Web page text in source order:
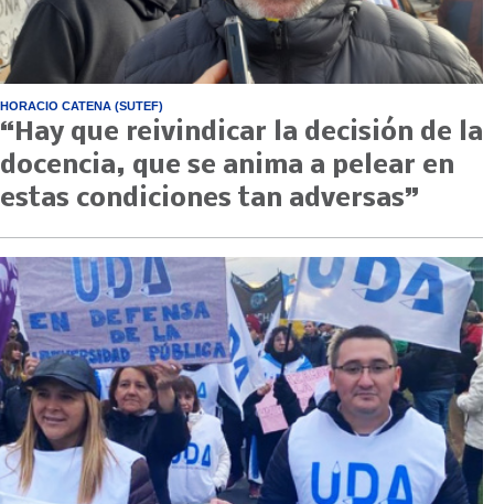
HORACIO CATENA (SUTEF)
“Hay que reivindicar la decisión de la
docencia, que se anima a pelear en
estas condiciones tan adversas”